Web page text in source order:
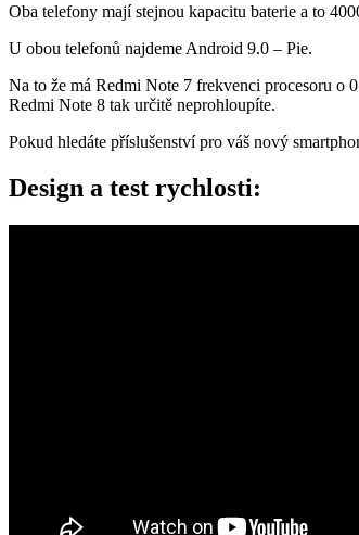
Oba telefony mají stejnou kapacitu baterie a to
U obou telefonů najdeme Android 9.0 – Pie.
Na to že má Redmi Note 7 frekvenci procesoru o
Redmi Note 8 tak určitě neprohloupíte.
Pokud hledáte příslušenství pro váš nový
Design a test rychlosti: